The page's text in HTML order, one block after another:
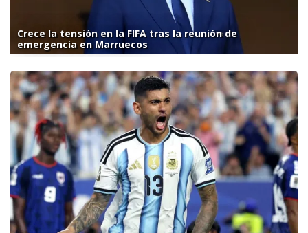
Crece la tensión en la FIFA tras la reunión de
emergencia en Marruecos